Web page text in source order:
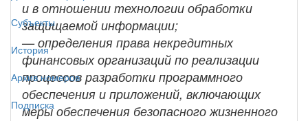
Субъекты
История
Архив номеров
Подписка
и в отношении технологии обработки
защищаемой информации;
— определения права некредитных
финансовых организаций по реализации
процессов разработки программного
обеспечения и приложений, включающих
меры обеспечения безопасного жизненного